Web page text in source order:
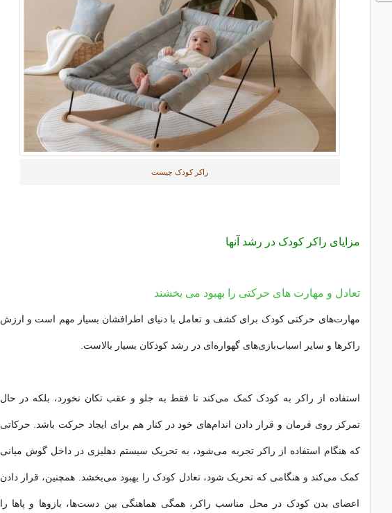
راکر کودک چیست
مزایای راکر کودک در رشد آنها
تعادل و مهارت های حرکتی را بهبود می بخشند
مهارت‌های حرکتی کودک برای کشف و تعامل با دنیای اطرافشان بسیار مهم است و ارزش
راکرها و سایر اسباب‌بازی‌های گهواره‌ای در رشد کودکان بسیار بالاست.
استفاده از راکر به کودک کمک می‌کند تا فقط به جلو و عقب تکان نخورد، بلکه در حال
تمرکز روی فرمان و قرار دادن اندام‌های خود در کنار هم برای ایجاد حرکت باشد. حرکاتی
که هنگام استفاده از راکر تجربه می‌شود، به تحریک سیستم دهلیزی در داخل گوش میانی
کمک می‌کند و هنگامی که تحریک شود، تعادل کودک را بهبود می‌بخشد. همچنین، قرار دادن
اعضای بدن کودک در محل مناسب راکر، همگی هماهنگی بین دست‌ها، بازوها و پاها را